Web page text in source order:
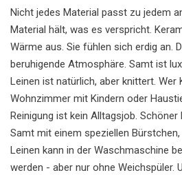
Nicht jedes Material passt zu jedem
Material hält, was es verspricht.
Wärme aus. Sie fühlen sich erdig an.
beruhigende Atmosphäre. Samt ist
Leinen ist natürlich, aber knittert. Wer
Wohnzimmer mit Kindern oder
Reinigung ist kein Alltagsjob. Schöner
Samt mit einem speziellen
Leinen kann in der Waschmaschine
werden - aber nur ohne Weichspüler.